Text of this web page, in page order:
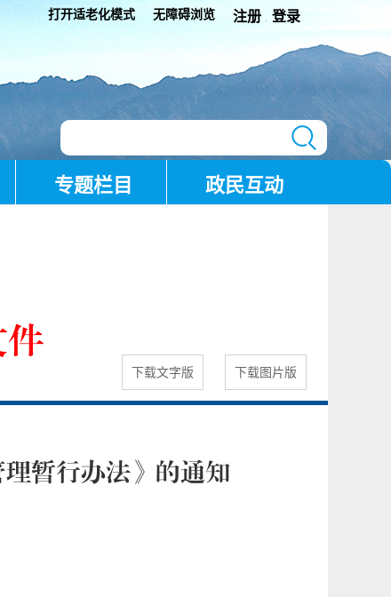
打开适老化模式 无障碍浏览 注册 登录
专题栏目 政民互动
下载文字版 下载图片版
暂行办法》的通知